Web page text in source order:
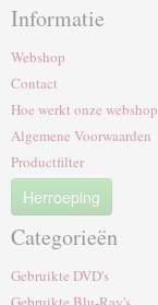
Informatie
Webshop
Contact
Hoe werkt onze webshop
Algemene Voorwaarden
Productfilter
Herroeping
Categorieën
Gebruikte DVD's